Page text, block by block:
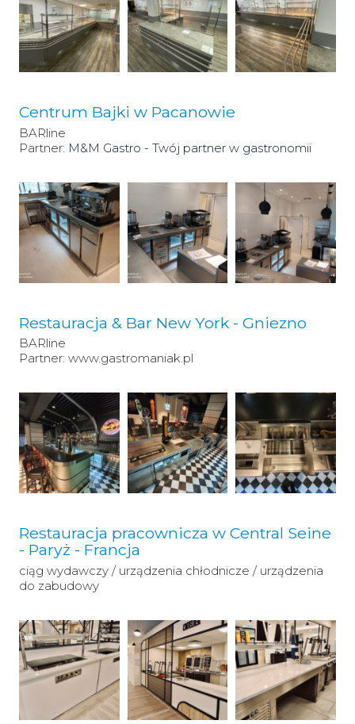
Centrum Bajki w Pacanowie
BARline
Partner: M&M Gastro - Twój partner w gastronomii
Restauracja & Bar New York - Gniezno
BARline
Partner: www.gastromaniak.pl
Restauracja pracownicza w Central Seine
- Paryż - Francja
ciąg wydawczy / urządzenia chłodnicze / urządzenia
do zabudowy